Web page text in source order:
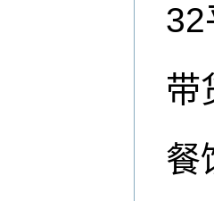
32
带
餐